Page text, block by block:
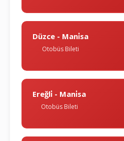
Düzce - Mani̇sa
Otobüs Bileti
Ereğli̇ - Mani̇sa
Otobüs Bileti